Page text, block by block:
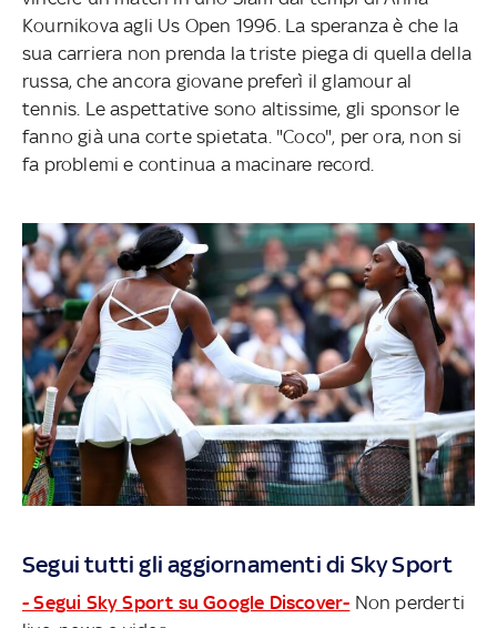
Kournikova agli Us Open 1996. La speranza è che la
sua carriera non prenda la triste piega di quella della
russa, che ancora giovane preferì il glamour al
tennis. Le aspettative sono altissime, gli sponsor le
fanno già una corte spietata. "Coco", per ora, non si
fa problemi e continua a macinare record.
Segui tutti gli aggiornamenti di Sky Sport
- Segui Sky Sport su Google Discover- Non perderti